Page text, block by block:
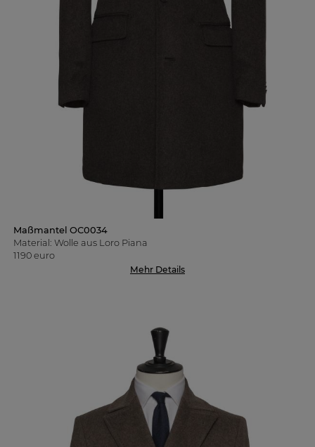
Maßmantel OC0034
Material: Wolle aus Loro Piana
1190 euro
Mehr Details